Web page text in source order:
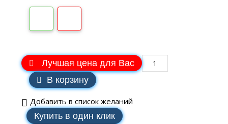
Лучшая цена для Вас
В корзину
Добавить в список желаний
Купить в один клик